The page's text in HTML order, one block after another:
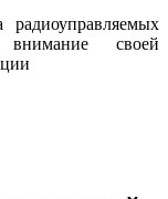
внимание своей